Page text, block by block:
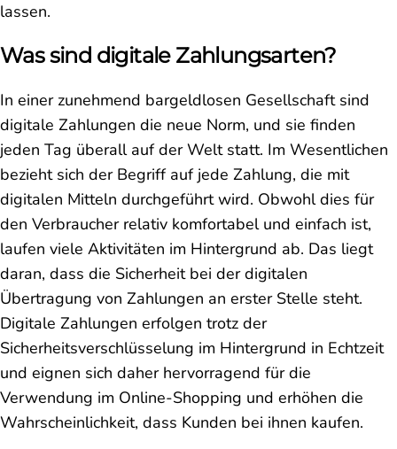
lassen.
Was sind digitale Zahlungsarten?
In einer zunehmend bargeldlosen Gesellschaft sind
digitale Zahlungen die neue Norm, und sie finden
jeden Tag überall auf der Welt statt. Im Wesentlichen
bezieht sich der Begriff auf jede Zahlung, die mit
digitalen Mitteln durchgeführt wird. Obwohl dies für
den Verbraucher relativ komfortabel und einfach ist,
laufen viele Aktivitäten im Hintergrund ab. Das liegt
daran, dass die Sicherheit bei der digitalen
Übertragung von Zahlungen an erster Stelle steht.
Digitale Zahlungen erfolgen trotz der
Sicherheitsverschlüsselung im Hintergrund in Echtzeit
und eignen sich daher hervorragend für die
Verwendung im Online-Shopping und erhöhen die
Wahrscheinlichkeit, dass Kunden bei ihnen kaufen.